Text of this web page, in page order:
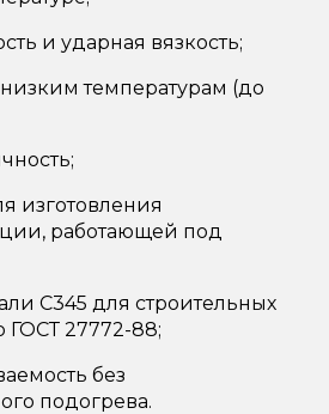
и ударная вязкость;
температурам (до
изготовления
работающей под
С345 для строительных
ГОСТ 27772-88;
без
подогрева.